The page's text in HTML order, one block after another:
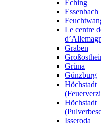
Eching
Essenbach
Le centre
Graben
Grüna
Günzburg
Höchstadt
Höchstadt
Isseroda